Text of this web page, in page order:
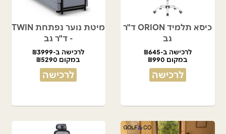
כיסא תלמיד ORION ד"ר
גב
לרכישה ב-₪645
במקום ₪990
לרכישה
מיטת נוער נפתחת TWIN
- ד"ר גב
לרכישה ב-₪3999
במקום ₪5290
לרכישה